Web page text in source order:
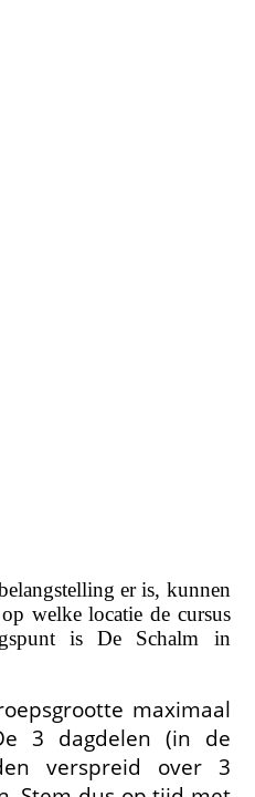
er is, kunnen
welke locatie de cursus
is De Schalm in
maximaal
3 dagdelen (in de
verspreid over 3